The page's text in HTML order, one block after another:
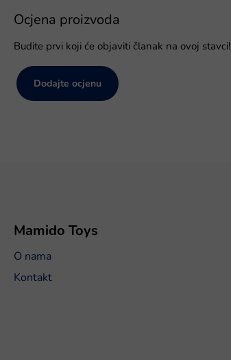
Ocjena proizvoda
Budite prvi koji će objaviti članak na ovoj stavci!
Dodajte ocjenu
Mamido Toys
O nama
Kontakt